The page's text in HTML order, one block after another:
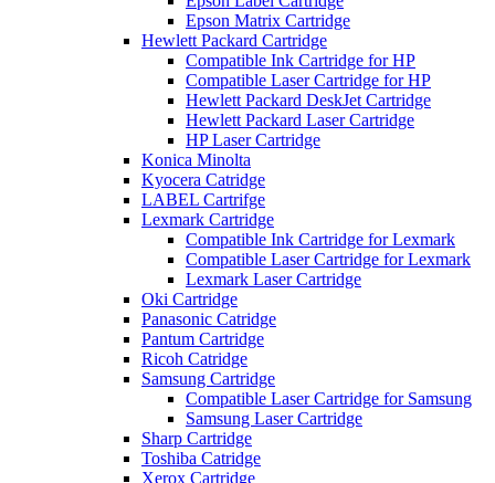
Epson Matrix Cartridge
Hewlett Packard Cartridge
Compatible Ink Cartridge for HP
Compatible Laser Cartridge for HP
Hewlett Packard DeskJet Cartridge
Hewlett Packard Laser Cartridge
HP Laser Cartridge
Konica Minolta
Kyocera Catridge
LABEL Cartrifge
Lexmark Cartridge
Compatible Ink Cartridge for Lexmark
Compatible Laser Cartridge for Lexmark
Lexmark Laser Cartridge
Oki Cartridge
Panasonic Catridge
Pantum Cartridge
Ricoh Catridge
Samsung Cartridge
Compatible Laser Cartridge for Samsung
Samsung Laser Cartridge
Sharp Cartridge
Toshiba Catridge
Xerox Cartridge